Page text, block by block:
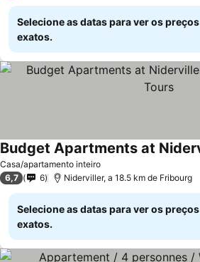
Selecione as datas para ver os preços
exatos.
Casa/apartamento inteiro
6,7 6 Niderviller, a 18.5 km de Fribourg
Selecione as datas para ver os preços
exatos.